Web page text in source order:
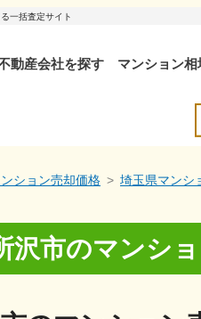
一括査定サイト
動産会社を探す マンション
ション売却価格 埼玉県マンシ
沢市のマンシ